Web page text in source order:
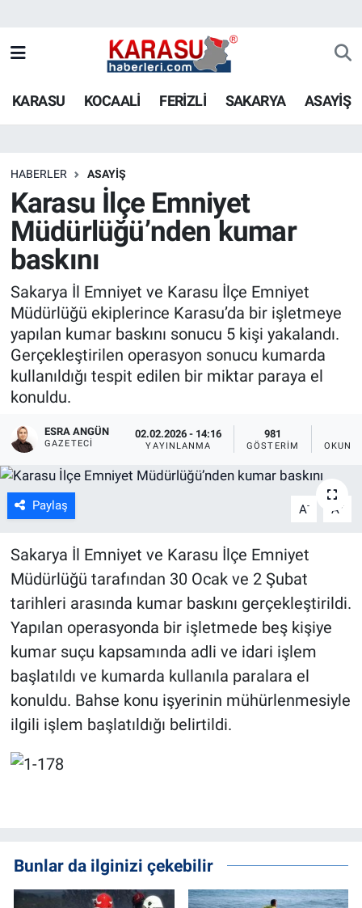
KARASU KOCAALİ FERİZLİ SAKARYA ASAYİŞ
HABERLER ASAYİŞ
Karasu İlçe Emniyet
Müdürlüğü’nden kumar
baskını
Sakarya İl Emniyet ve Karasu İlçe Emniyet
Müdürlüğü ekiplerince Karasu’da bir işletmeye
yapılan kumar baskını sonucu 5 kişi yakalandı.
Gerçekleştirilen operasyon sonucu kumarda
kullanıldığı tespit edilen bir miktar paraya el
konuldu.
ESRA ANGÜN
GAZETECI
02.02.2026 - 14:16
YAYINLANMA
981
GÖSTERIM
Paylaş A- A +
Sakarya İl Emniyet ve Karasu İlçe Emniyet
Müdürlüğü tarafından 30 Ocak ve 2 Şubat
tarihleri arasında kumar baskını gerçekleştirildi.
Yapılan operasyonda bir işletmede beş kişiye
kumar suçu kapsamında adli ve idari işlem
başlatıldı ve kumarda kullanıla paralara el
konuldu. Bahse konu işyerinin mühürlenmesiyle
ilgili işlem başlatıldığı belirtildi.
Bunlar da ilginizi çekebilir